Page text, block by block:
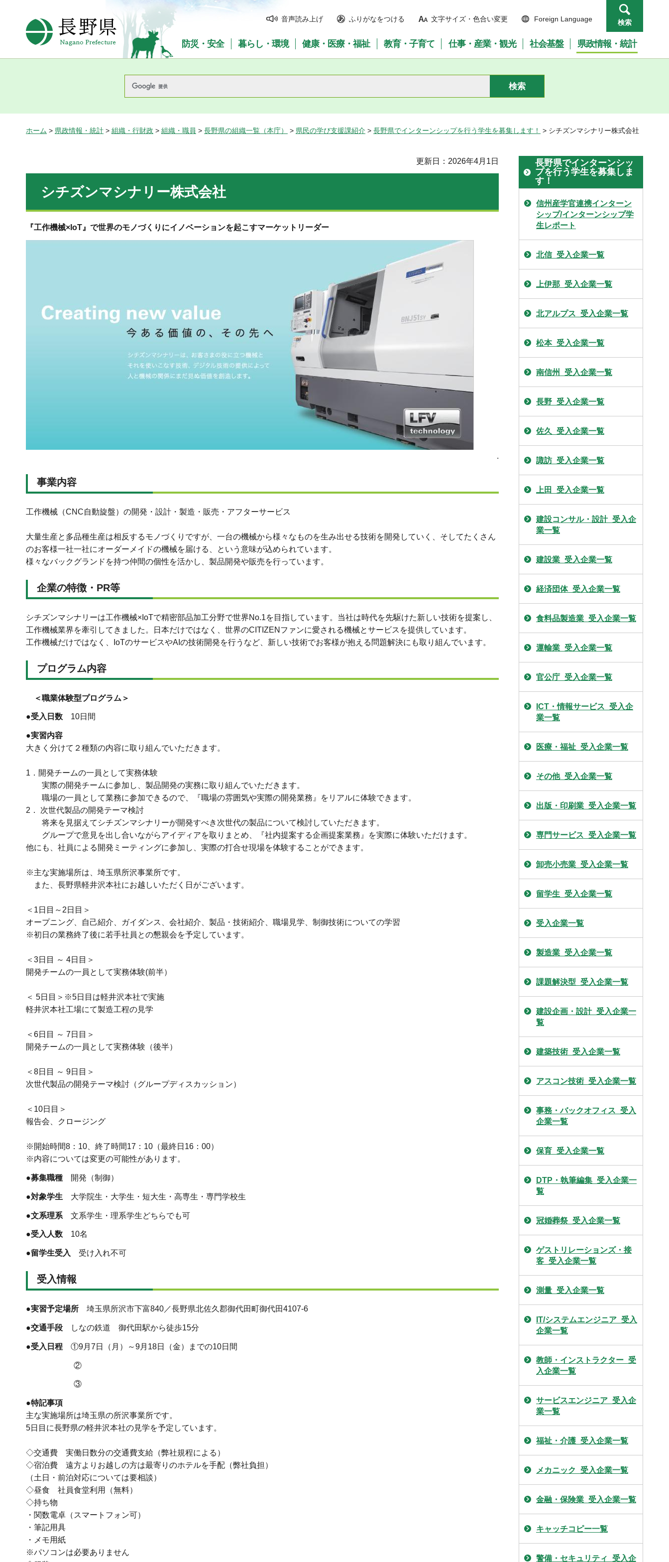
長野県Nagano Prefecture
音声読み上げ ふりがなをつける 文字サイズ・色合い変更 Foreign Language 検索
防災・安全 暮らし・環境 健康・医療・福祉 教育・子育て 仕事・産業・観光 社会基盤 県政情報・統計
ホーム > 県政情報・統計 > 組織・行財政 > 組織・職員 > 長野県の組織一覧（本庁） > 県民の学び支援課紹介 > 長野県でインターンシップを行う学生を募集します！ > シチズンマシナリー株式会社
更新日：2026年4月1日
シチズンマシナリー株式会社
『工作機械×IoT』で世界のモノづくりにイノベーションを起こすマーケットリーダー
.
事業内容
工作機械（CNC自動旋盤）の開発・設計・製造・販売・アフターサービス
大量生産と多品種生産は相反するモノづくりですが、一台の機械から様々なものを生み出せる技術を開発していく、そしてたくさん
のお客様一社一社にオーダーメイドの機械を届ける、という意味が込められています。
様々なバックグランドを持つ仲間の個性を活かし、製品開発や販売を行っています。
企業の特徴・PR等
シチズンマシナリーは工作機械×IoTで精密部品加工分野で世界No.1を目指しています。当社は時代を先駆けた新しい技術を提案し、
工作機械業界を牽引してきました。日本だけではなく、世界のCITIZENファンに愛される機械とサービスを提供しています。
工作機械だけではなく、IoTのサービスやAIの技術開発を行うなど、新しい技術でお客様が抱える問題解決にも取り組んでいます。
プログラム内容
＜職業体験型プログラム＞
●受入日数 10日間
●実習内容
大きく分けて２種類の内容に取り組んでいただきます。
1．開発チームの一員として実務体験
実際の開発チームに参加し、製品開発の実務に取り組んでいただきます。
職場の一員として業務に参加できるので、『職場の雰囲気や実際の開発業務』をリアルに体験できます。
2． 次世代製品の開発テーマ検討
将来を見据えてシチズンマシナリーが開発すべき次世代の製品について検討していただきます。
グループで意見を出し合いながらアイディアを取りまとめ、『社内提案する企画提案業務』を実際に体験いただけます。
他にも、社員による開発ミーティングに参加し、実際の打合せ現場を体験することができます。
※主な実施場所は、埼玉県所沢事業所です。
また、長野県軽井沢本社にお越しいただく日がございます。
＜1日目～2日目＞
オープニング、自己紹介、ガイダンス、会社紹介、製品・技術紹介、職場見学、制御技術についての学習
※初日の業務終了後に若手社員との懇親会を予定しています。
＜3日目 ～ 4日目＞
開発チームの一員として実務体験(前半）
＜ 5日目＞※5日目は軽井沢本社で実施
軽井沢本社工場にて製造工程の見学
＜6日目 ～ 7日目＞
開発チームの一員として実務体験（後半）
＜8日目 ～ 9日目＞
次世代製品の開発テーマ検討（グループディスカッション）
＜10日目＞
報告会、クロージング
※開始時間8：10、終了時間17：10（最終日16：00）
※内容については変更の可能性があります。
●募集職種 開発（制御）
●対象学生 大学院生・大学生・短大生・高専生・専門学校生
●文系理系 文系学生・理系学生どちらでも可
●受入人数 10名
●留学生受入 受け入れ不可
受入情報
●実習予定場所 埼玉県所沢市下富840／長野県北佐久郡御代田町御代田4107-6
●交通手段 しなの鉄道 御代田駅から徒歩15分
●受入日程 ①9月7日（月）～9月18日（金）までの10日間
②
③
●特記事項
主な実施場所は埼玉県の所沢事業所です。
5日目に長野県の軽井沢本社の見学を予定しています。
◇交通費 実働日数分の交通費支給（弊社規程による）
◇宿泊費 遠方よりお越しの方は最寄りのホテルを手配（弊社負担）
（土日・前泊対応については要相談）
◇昼食 社員食堂利用（無料）
◇持ち物
・関数電卓（スマートフォン可）
・筆記用具
・メモ用紙
※パソコンは必要ありません
長野県でインターンシッ
プを行う学生を募集しま
す！
信州産学官連携インターン
シップ/インターンシップ学
生レポート
北信_受入企業一覧
上伊那_受入企業一覧
北アルプス_受入企業一覧
松本_受入企業一覧
南信州_受入企業一覧
長野_受入企業一覧
佐久_受入企業一覧
諏訪_受入企業一覧
上田_受入企業一覧
建設コンサル・設計_受入企
業一覧
建設業_受入企業一覧
経済団体_受入企業一覧
食料品製造業_受入企業一覧
運輸業_受入企業一覧
官公庁_受入企業一覧
ICT・情報サービス_受入企
業一覧
医療・福祉_受入企業一覧
その他_受入企業一覧
出版・印刷業_受入企業一覧
専門サービス_受入企業一覧
卸売小売業_受入企業一覧
留学生_受入企業一覧
受入企業一覧
製造業_受入企業一覧
課題解決型_受入企業一覧
建設企画・設計_受入企業一
覧
建築技術_受入企業一覧
アスコン技術_受入企業一覧
事務・バックオフィス_受入
企業一覧
保育_受入企業一覧
DTP・執筆編集_受入企業一
覧
冠婚葬祭_受入企業一覧
ゲストリレーションズ・接
客_受入企業一覧
測量_受入企業一覧
IT/システムエンジニア_受入
企業一覧
教師・インストラクター_受
入企業一覧
サービスエンジニア_受入企
業一覧
福祉・介護_受入企業一覧
メカニック_受入企業一覧
金融・保険業_受入企業一覧
キャッチコピー一覧
警備・セキュリティ_受入企